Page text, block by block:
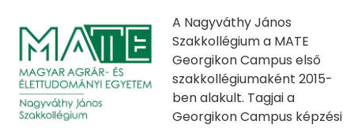
A Nagyváthy János
Szakkollégium a MATE
Georgikon Campus első
szakkollégiumaként 2015-
ben alakult. Tagjai a
Georgikon Campus képzési